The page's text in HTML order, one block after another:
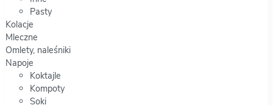
Pasty
Kolacje
Mleczne
Omlety, naleśniki
Napoje
Koktajle
Kompoty
Soki